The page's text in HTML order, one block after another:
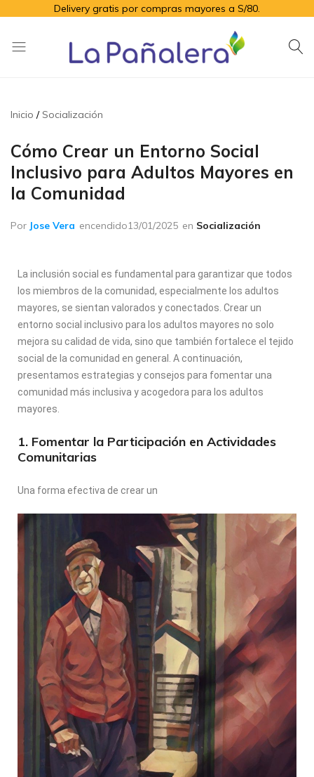
Delivery gratis por compras mayores a S/80.
para
adulto
mayor
Inicio Socialización
Cómo Crear un Entorno Social
Inclusivo para Adultos Mayores en
la Comunidad
Por Jose Vera encendido13/01/2025 en Socialización
La inclusión social es fundamental para garantizar que todos
los miembros de la comunidad, especialmente los adultos
mayores, se sientan valorados y conectados. Crear un
entorno social inclusivo para los adultos mayores no solo
mejora su calidad de vida, sino que también fortalece el tejido
social de la comunidad en general. A continuación,
presentamos estrategias y consejos para fomentar una
comunidad más inclusiva y acogedora para los adultos
mayores.
1. Fomentar la Participación en Actividades
Comunitarias
Una forma efectiva de crear un